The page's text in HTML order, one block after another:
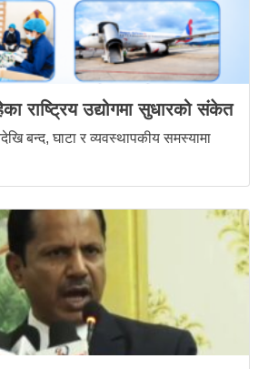
राष्ट्रिय उद्योगमा सुधारको संकेत
बन्द, घाटा र व्यवस्थापकीय समस्यामा